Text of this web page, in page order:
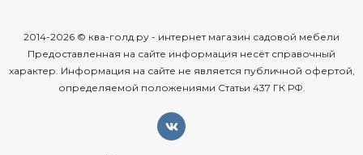
2014-2026 © ква-голд.ру - интернет магазин садовой мебели
Предоставленная на сайте информация несёт справочный
характер. Информация на сайте не является публичной офертой,
определяемой положениями Статьи 437 ГК РФ.